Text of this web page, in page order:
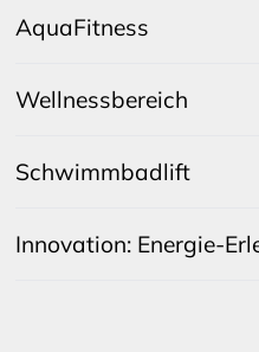
AquaFitness
Wellnessbereich
Schwimmbadlift
Innovation: Energie-